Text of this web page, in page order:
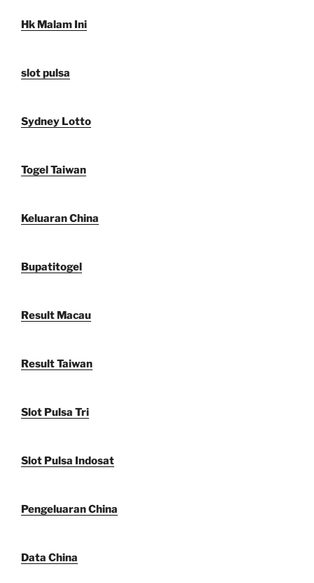
Hk Malam Ini
slot pulsa
Sydney Lotto
Togel Taiwan
Keluaran China
Bupatitogel
Result Macau
Result Taiwan
Slot Pulsa Tri
Slot Pulsa Indosat
Pengeluaran China
Data China